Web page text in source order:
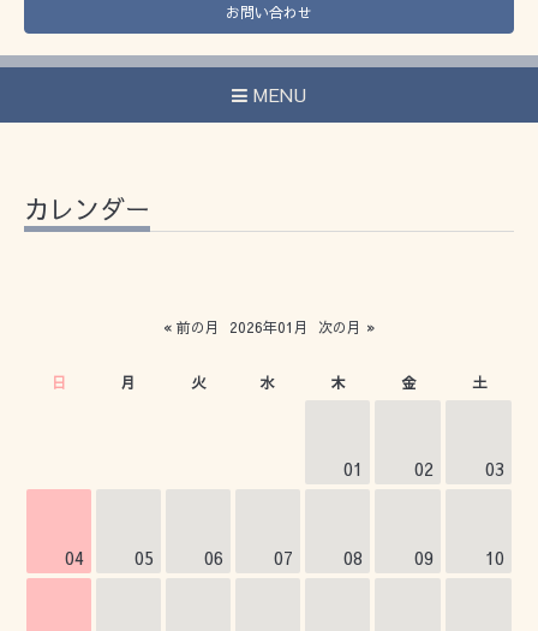
お問い合わせ
MENU
カレンダー
« 前の月 2026年01月 次の月 »
日 月 火 水 木 金 土
01 02 03
04 05 06 07 08 09 10